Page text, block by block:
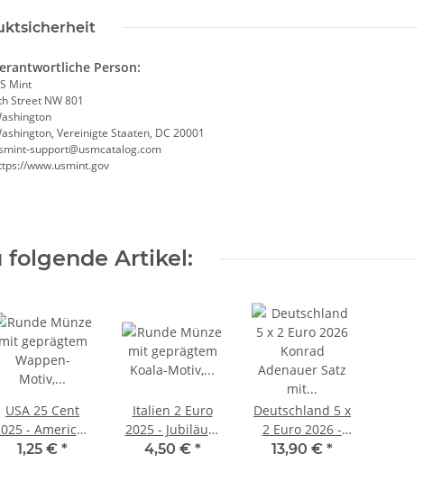
Person:
Mint
Street NW 801
Vereinigte Staaten, DC 20001
support@usmcatalog.com
www.usmint.gov
folgende Artikel:
USA 25 Cent
- American
Women Quarter
1,25 € *
Italien 2 Euro
2025 - Jubiläum
- 25 Jahre
4,50 € *
Deutschland 5 x
2 Euro 2026 -
Konrad
13,90 € *